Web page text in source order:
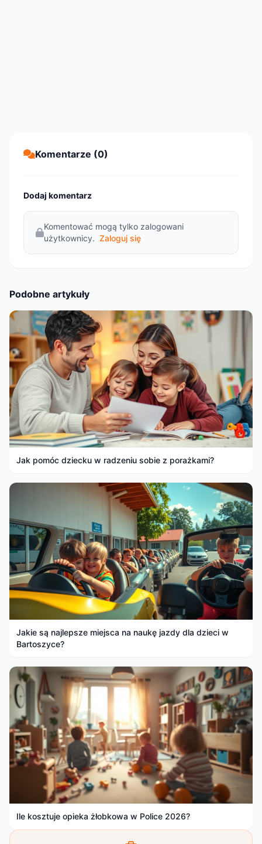
Komentarze (0)
Dodaj komentarz
Komentować mogą tylko zalogowani
użytkownicy. Zaloguj się
Podobne artykuły
Jak pomóc dziecku w radzeniu sobie z porażkami?
Jakie są najlepsze miejsca na naukę jazdy dla dzieci w
Bartoszyce?
Ile kosztuje opieka żłobkowa w Police 2026?